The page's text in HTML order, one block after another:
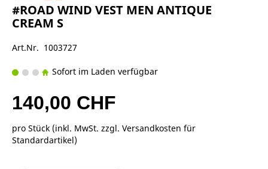
#ROAD WIND VEST MEN ANTIQUE
CREAM S
Art.Nr. 1003727
Sofort im Laden verfügbar
140,00 CHF
pro Stück (inkl. MwSt. zzgl. Versandkosten für
Standardartikel)